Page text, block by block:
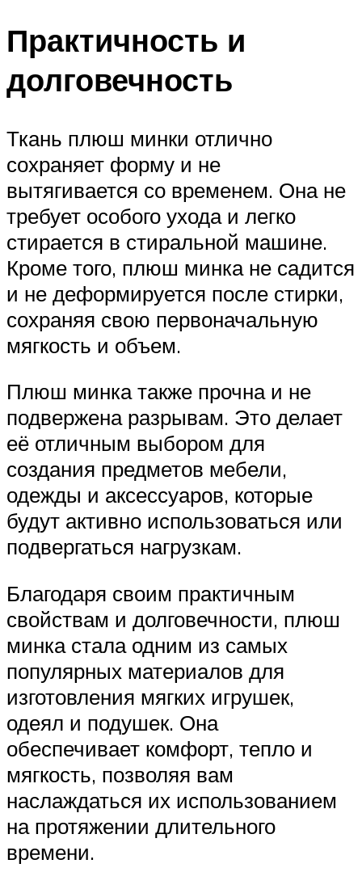
Практичность и
долговечность
Ткань плюш минки отлично
сохраняет форму и не
вытягивается со временем. Она не
требует особого ухода и легко
стирается в стиральной машине.
Кроме того, плюш минка не садится
и не деформируется после стирки,
сохраняя свою первоначальную
мягкость и объем.
Плюш минка также прочна и не
подвержена разрывам. Это делает
её отличным выбором для
создания предметов мебели,
одежды и аксессуаров, которые
будут активно использоваться или
подвергаться нагрузкам.
Благодаря своим практичным
свойствам и долговечности, плюш
минка стала одним из самых
популярных материалов для
изготовления мягких игрушек,
одеял и подушек. Она
обеспечивает комфорт, тепло и
мягкость, позволяя вам
наслаждаться их использованием
на протяжении длительного
времени.